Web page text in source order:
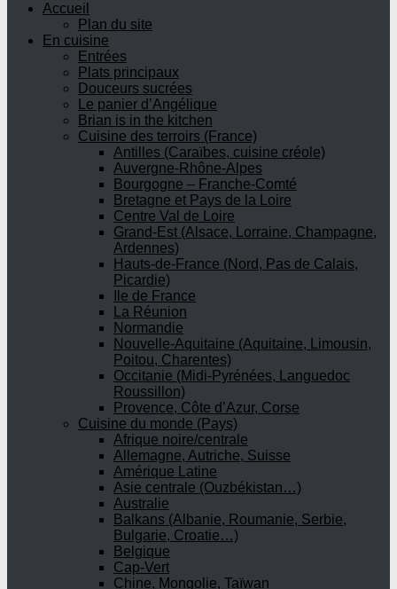
Accueil
Plan du site
En cuisine
Entrées
Plats principaux
Douceurs sucrées
Le panier d’Angélique
Brian is in the kitchen
Cuisine des terroirs (France)
Antilles (Caraïbes, cuisine créole)
Auvergne-Rhône-Alpes
Bourgogne – Franche-Comté
Bretagne et Pays de la Loire
Centre Val de Loire
Grand-Est (Alsace, Lorraine, Champagne,
Ardennes)
Hauts-de-France (Nord, Pas de Calais,
Picardie)
Ile de France
La Réunion
Normandie
Nouvelle-Aquitaine (Aquitaine, Limousin,
Poitou, Charentes)
Occitanie (Midi-Pyrénées, Languedoc
Roussillon)
Provence, Côte d’Azur, Corse
Cuisine du monde (Pays)
Afrique noire/centrale
Allemagne, Autriche, Suisse
Amérique Latine
Asie centrale (Ouzbékistan…)
Australie
Balkans (Albanie, Roumanie, Serbie,
Bulgarie, Croatie…)
Belgique
Cap-Vert
Chine, Mongolie, Taïwan